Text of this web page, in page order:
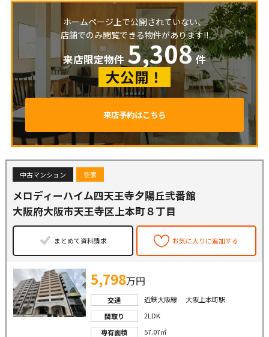
ホームページ上で公開されていない、
店舗でのみ閲覧できる物件があります!!
来店限定物件 5,308 件
大公開！
来店予約はこちら
中古マンション 空家
メロディーハイム四天王寺夕陽丘弐番館
大阪府大阪市天王寺区上本町８丁目
まとめて資料請求 お気に入りに追加する
5,798万円
交通
近鉄大阪線 大阪上本町駅
間取り
2LDK
専有面積
57.07㎡